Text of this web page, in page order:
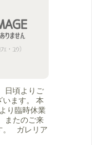
日頃よりご
ます。 本
り臨時休業
またのご来
。 ガレリア